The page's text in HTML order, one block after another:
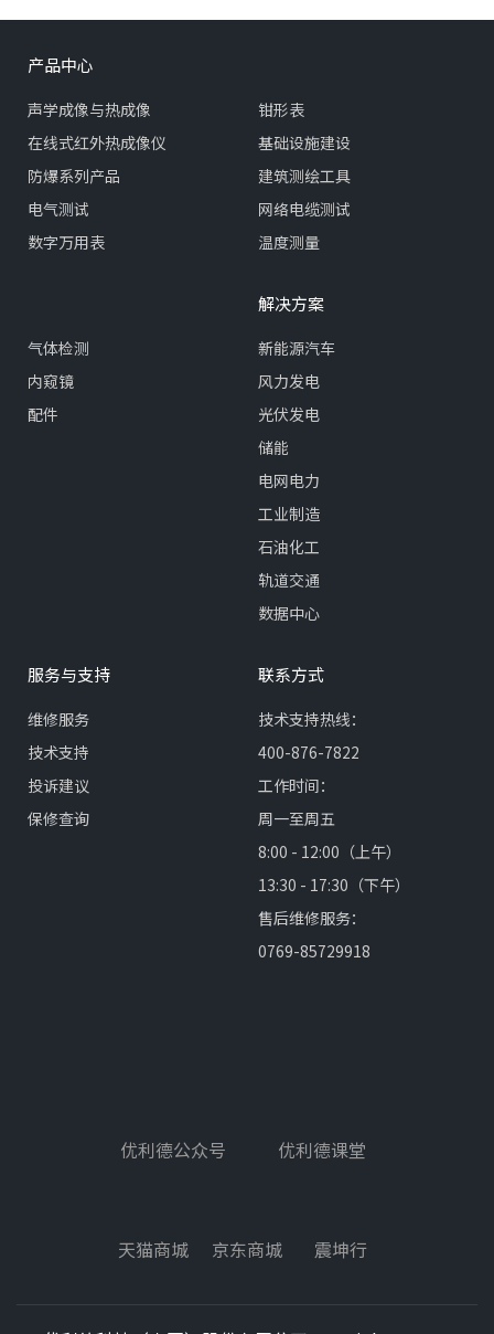
产品中心
声学成像与热成像
在线式红外热成像仪
防爆系列产品
电气测试
数字万用表
钳形表
基础设施建设
建筑测绘工具
网络电缆测试
温度测量
气体检测
内窥镜
配件
解决方案
新能源汽车
风力发电
光伏发电
储能
电网电力
工业制造
石油化工
轨道交通
数据中心
服务与支持
维修服务
技术支持
投诉建议
保修查询
联系方式
技术支持热线：
400-876-7822
工作时间：
周一至周五
8:00 - 12:00（上午）
13:30 - 17:30（下午）
售后维修服务：
0769-85729918
优利德公众号 优利德课堂
天猫商城 京东商城 震坤行